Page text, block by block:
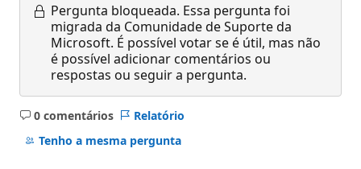
Pergunta bloqueada. Essa pergunta foi
migrada da Comunidade de Suporte da
Microsoft. É possível votar se é útil, mas não
é possível adicionar comentários ou
respostas ou seguir a pergunta.
0 comentários
Sem
comentários
Relatório
Tenho a mesma pergunta